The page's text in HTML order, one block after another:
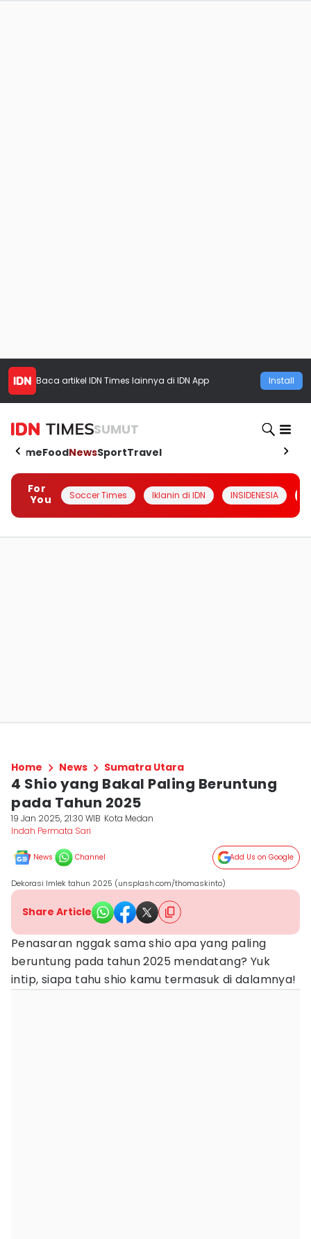
Baca artikel IDN Times lainnya di IDN App Install
SUMUT
HomeFoodNewsSportTravel
For
You
Soccer Times Iklanin di IDN INSIDENESIA
Home News Sumatra Utara
4 Shio yang Bakal Paling Beruntung
pada Tahun 2025
19 Jan 2025, 21:30 WIB Kota Medan
Indah Permata Sari
News Channel Add Us on Google
Dekorasi Imlek tahun 2025 (unsplash.com/thomaskinto)
Share Article
Penasaran nggak sama shio apa yang paling
beruntung pada tahun 2025 mendatang? Yuk
intip, siapa tahu shio kamu termasuk di dalamnya!